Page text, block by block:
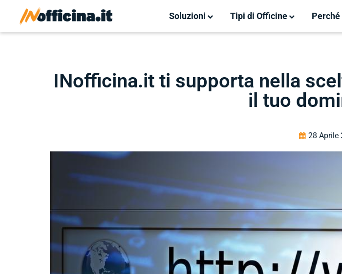
Soluzioni Tipi di Officine
INofficina.it ti supporta nella
il tuo
28 Aprile